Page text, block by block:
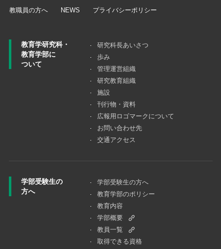
教職員の方へ
NEWS プライバシーポリシー
教育学研究科・
教育学部に
ついて
研究科長あいさつ
歩み
管理運営組織
研究教育組織
施設
刊行物・資料
広報用ロゴマークについて
お問い合わせ先
交通アクセス
学部受験生の
方へ
学部受験生の方へ
教育学部のポリシー
教育内容
学部概要
教員一覧
取得できる資格